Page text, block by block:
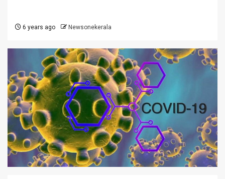
6 years ago Newsonekerala